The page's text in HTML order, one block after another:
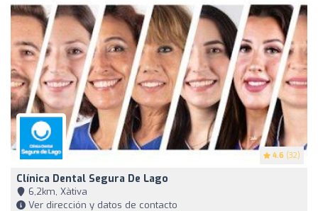
4.6 (32)
Clínica Dental Segura De Lago
6,2km, Xàtiva
Ver dirección y datos de contacto